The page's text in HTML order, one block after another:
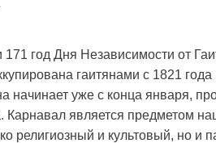
171 год Дня Независимости от
гаитянами с 1821 года
начинает уже с конца января,
Карнавал является предметом
религиозный и культовый, но и